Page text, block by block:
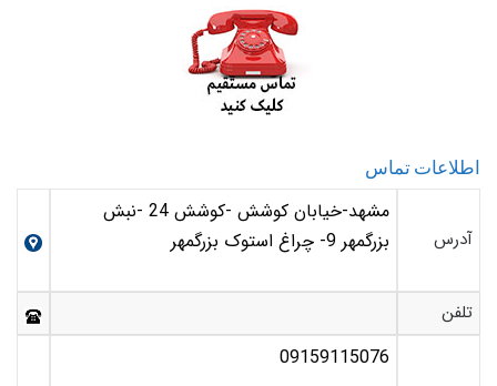
اطلاعات تماس
آدرس
مشهد-خیابان کوشش -کوشش 24 -نبش
بزرگمهر 9- چراغ استوک بزرگمهر
تلفن
09159115076